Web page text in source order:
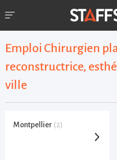
Emploi Chirurgien
reconstructrice,
ville
Montpellier (2)